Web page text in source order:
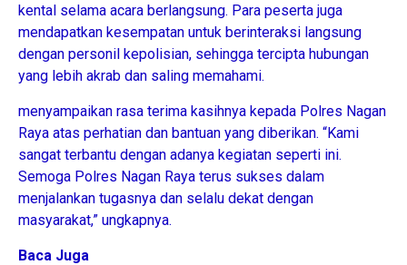
kental selama acara berlangsung. Para peserta juga
mendapatkan kesempatan untuk berinteraksi langsung
dengan personil kepolisian, sehingga tercipta hubungan
yang lebih akrab dan saling memahami.
menyampaikan rasa terima kasihnya kepada Polres Nagan
Raya atas perhatian dan bantuan yang diberikan. “Kami
sangat terbantu dengan adanya kegiatan seperti ini.
Semoga Polres Nagan Raya terus sukses dalam
menjalankan tugasnya dan selalu dekat dengan
masyarakat,” ungkapnya.
Baca Juga